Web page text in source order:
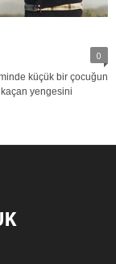
0
küçük bir çocuğun
yengesini